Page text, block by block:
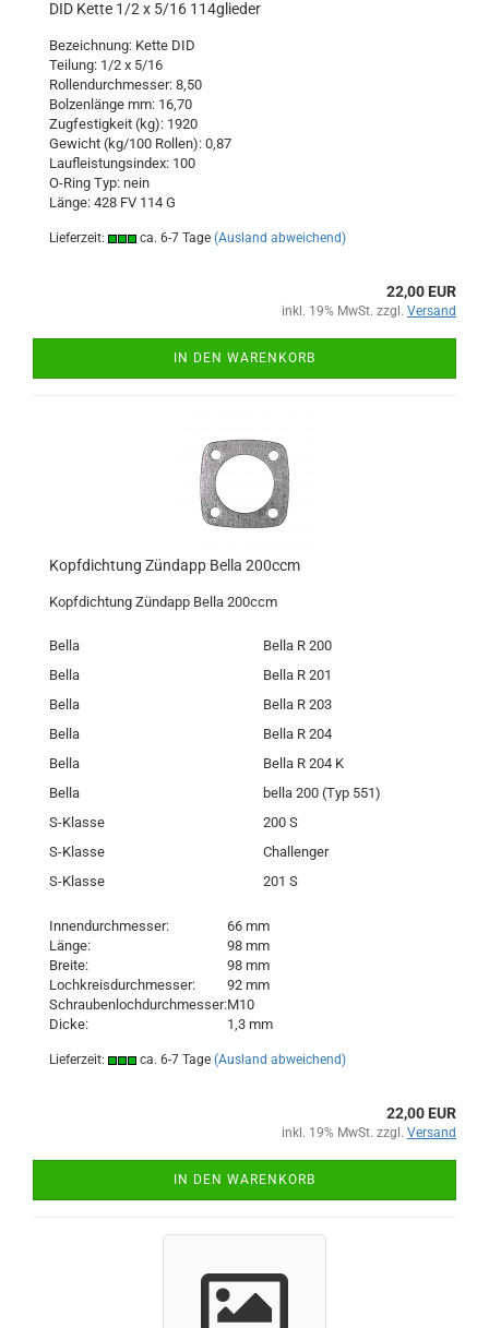
DID Kette 1/2 x 5/16 114glieder
Bezeichnung: Kette DID
Teilung: 1/2 x 5/16
Rollendurchmesser: 8,50
Bolzenlänge mm: 16,70
Zugfestigkeit (kg): 1920
Gewicht (kg/100 Rollen): 0,87
Laufleistungsindex: 100
O-Ring Typ: nein
Länge: 428 FV 114 G
Lieferzeit: ca. 6-7 Tage (Ausland abweichend)
22,00 EUR
inkl. 19% MwSt. zzgl. Versand
IN DEN WARENKORB
Kopfdichtung Zündapp Bella 200ccm
Kopfdichtung Zündapp Bella 200ccm
Bella
Bella R 200
Bella
Bella R 201
Bella
Bella R 203
Bella
Bella R 204
Bella
Bella R 204 K
Bella
bella 200 (Typ 551)
S-Klasse
200 S
S-Klasse
Challenger
S-Klasse
201 S
Innendurchmesser:
66 mm
Länge:
98 mm
Breite:
98 mm
Lochkreisdurchmesser:
92 mm
Schraubenlochdurchmesser:M10
Dicke:
1,3 mm
Lieferzeit: ca. 6-7 Tage (Ausland abweichend)
22,00 EUR
inkl. 19% MwSt. zzgl. Versand
IN DEN WARENKORB